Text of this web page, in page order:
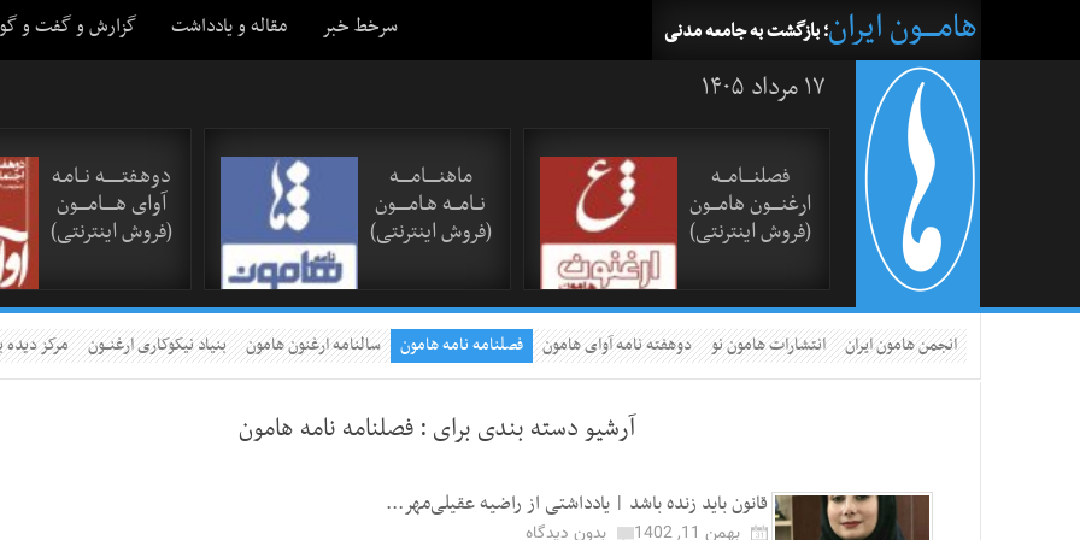
سرخط خبر مقاله و یادداشت گزارش و گفت و گو هامــــون ایران؛ بازگشت به جامعه مدنی
۱۷ مرداد ۱۴۰۵
فصلنــــامـــه
ارغنــــون هامـــون
(فروش اینترنتی)
ماهنـــــامـــــه
نــامـــه هـامـــــون
(فروش اینترنتی)
دوهـفتـــــــه نــامـه
آوای هـــــامــــون
(فروش اینترنتی)
انجمن هامون ایران انتشارات هامون نو دوهفته نامه آوای هامون فصلنامه نامه هامون سالنامه ارغنون هامون بنیاد نیکوکاری ارغنــون مرکز
آرشیو دسته بندی برای :فصلنامه نامه هامون
قانون باید زنده باشد | یادداشتی از راضیه عقیلی‌مهر...
بهمن 11, 1402
بدون دیدگاه